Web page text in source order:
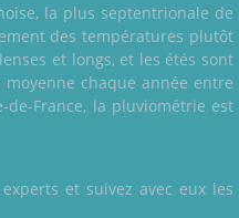
la plus septentrionale de
des températures plutôt
et longs, et les étés sont
chaque année entre
France, la pluviométrie est
et suivez avec eux les